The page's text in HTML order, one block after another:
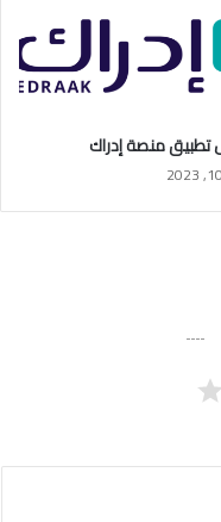
تطبيق منصة إدراك